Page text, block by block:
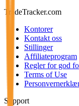
TradeTracker.com
Kontorer
Kontakt oss
Stillinger
Affiliateprogram
Regler for god
Terms of Use
Support